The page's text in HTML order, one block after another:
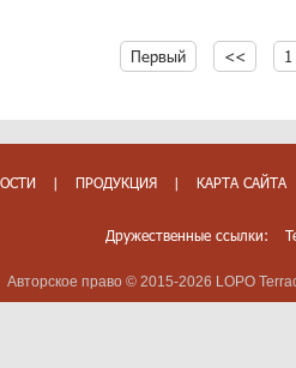
Первый << 1
| ПРОДУКЦИЯ | КАРТА САЙТА
Дружественные ссылки:
Авторское право © 2015-2026 LOPO